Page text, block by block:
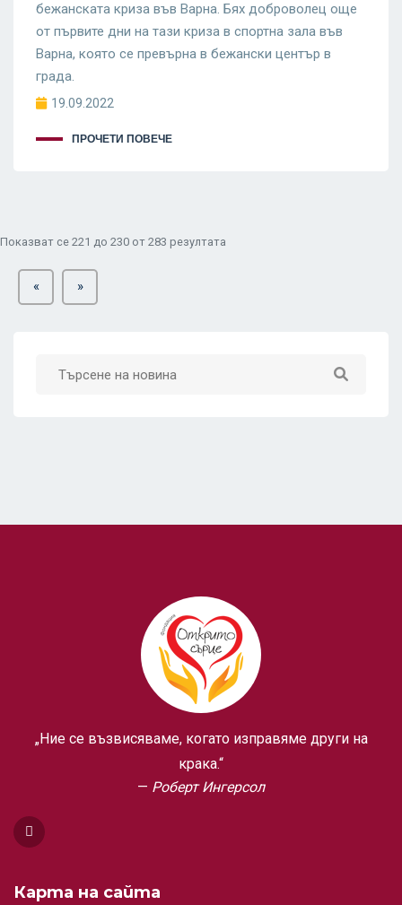
бежанската криза във Варна. Бях доброволец още
от първите дни на тази криза в спортна зала във
Варна, която се превърна в бежански център в
града.
19.09.2022
ПРОЧЕТИ ПОВЕЧЕ
Показват се 221 до 230 от 283 резултата
« »
„Ние се възвисяваме, когато изправяме други на
крака.“
Роберт Ингерсол
Карта на сайта